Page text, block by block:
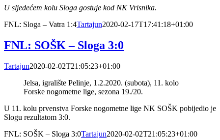
U sljedećem kolu Sloga gostuje kod NK Vrisnika.
FNL: Sloga – Vatra 1:4Tartajun2020-02-17T17:41:18+01:00
FNL: SOŠK – Sloga 3:0
Tartajun2020-02-02T21:05:23+01:00
Jelsa, igralište Pelinje, 1.2.2020. (subota), 11. kolo
Forske nogometne lige, sezona 19./20.
U 11. kolu prvenstva Forske nogometne lige NK SOŠK pobijedio je
Slogu rezultatom 3:0.
FNL: SOŠK – Sloga 3:0Tartajun2020-02-02T21:05:23+01:00